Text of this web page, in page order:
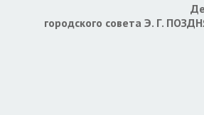
городского совета Э. Г.